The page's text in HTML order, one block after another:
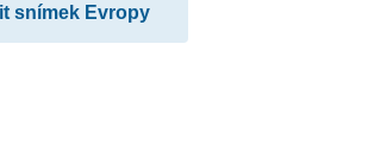
snímek Evropy